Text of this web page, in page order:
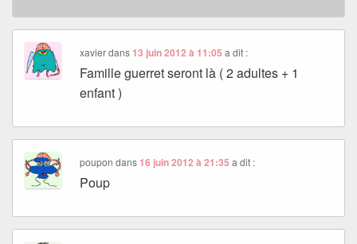
xavierdans 13 juin 2012 à 11:05 a dit :
Famille guerret seront là ( 2 adultes + 1
enfant )
poupon dans 16 juin 2012 à 21:35 a dit :
Poup